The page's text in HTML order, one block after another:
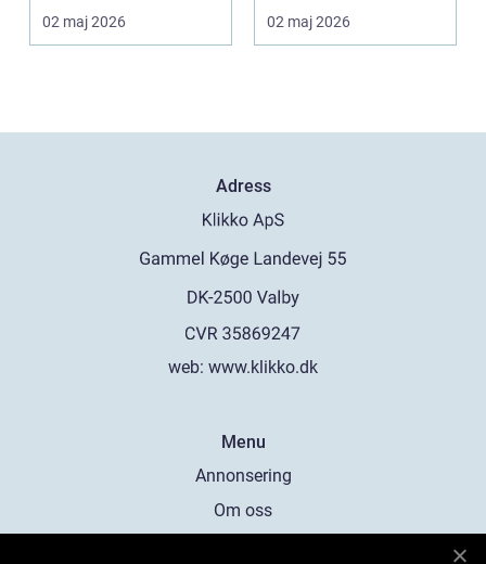
frågan om något
betyd...
02 maj 2026
egenvård. Många
vänjer si...
02 maj 2026
Adress
web: www.klikko.dk
Menu
Annonsering
Om oss